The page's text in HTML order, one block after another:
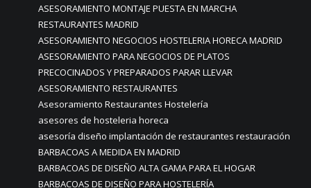
ASESORAMIENTO MONTAJE PUESTA EN MARCHA
RESTAURANTES MADRID
ASESORAMIENTO NEGOCIOS HOSTELERIA HORECA MADRID
ASESORAMIENTO PARA NEGOCIOS DE PLATOS
PRECOCINADOS Y PREPARADOS PARAR LLEVAR
ASESORAMIENTO RESTAURANTES
Asesoramiento Restaurantes Hostelería
asesores de hosteleria horeca
asesoría diseño implantación de restaurantes restauración
BARBACOAS A MEDIDA EN MADRID
BARBACOAS DE DISEÑO ALTA GAMA PARA EL HOGAR
BARBACOAS DE DISEÑO PARA HOSTELERÍA